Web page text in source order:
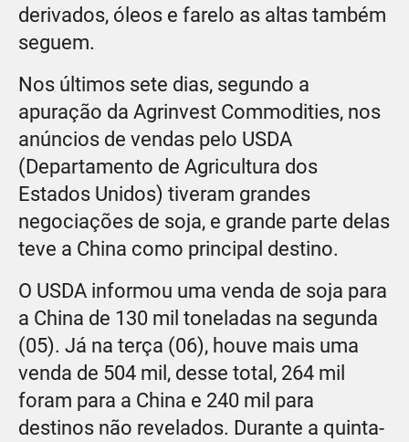
derivados, óleos e farelo as altas também
seguem.
Nos últimos sete dias, segundo a
apuração da Agrinvest Commodities, nos
anúncios de vendas pelo USDA
(Departamento de Agricultura dos
Estados Unidos) tiveram grandes
negociações de soja, e grande parte delas
teve a China como principal destino.
O USDA informou uma venda de soja para
a China de 130 mil toneladas na segunda
(05). Já na terça (06), houve mais uma
venda de 504 mil, desse total, 264 mil
foram para a China e 240 mil para
destinos não revelados. Durante a quinta-